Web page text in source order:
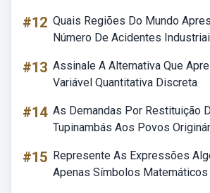
#12 Quais Regiões Do Mundo
Número De Acidentes
#13 Assinale A Alternativa Que
Variável Quantitativa Discreta
#14 As Demandas Por Restituição
Tupinambás Aos Povos
#15 Represente As Expressões
Apenas Símbolos Matemáticos